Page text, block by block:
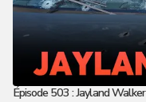
Épisode 503 : Jayland Walker